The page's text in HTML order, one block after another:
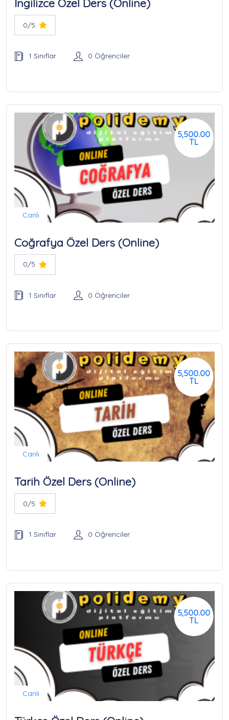
İngilizce Özel Ders (Online)
0/5
1 Sınıflar 0 Öğrenciler
5,500.00
TL
Canlı
Coğrafya Özel Ders (Online)
0/5
1 Sınıflar 0 Öğrenciler
5,500.00
TL
Canlı
Tarih Özel Ders (Online)
0/5
1 Sınıflar 0 Öğrenciler
5,500.00
TL
Canlı